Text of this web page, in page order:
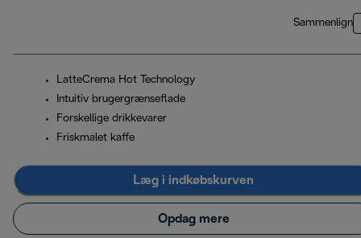
Sammenlign
LatteCrema Hot Technology
Intuitiv brugergrænseflade
Forskellige drikkevarer
Friskmalet kaffe
Læg i indkøbskurven
Opdag mere